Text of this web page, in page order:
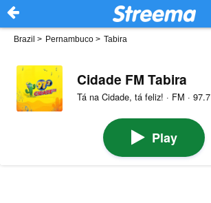
Brazil > Pernambuco > Tabira
Cidade FM Tabira
Tá na Cidade, tá feliz! · FM · 97.7
Play